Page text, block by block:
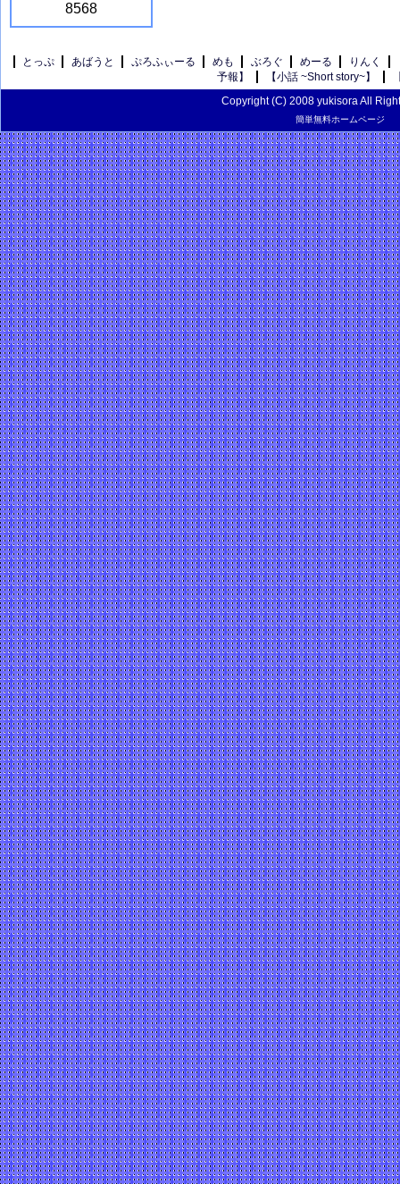
8568
とっぷ あばうと ぷろふぃーる めも ぶろぐ めーる りんく
予報】
【小話 ~Short story~】
Copyright (C) 2008 yukisora All
簡単無料ホームページ